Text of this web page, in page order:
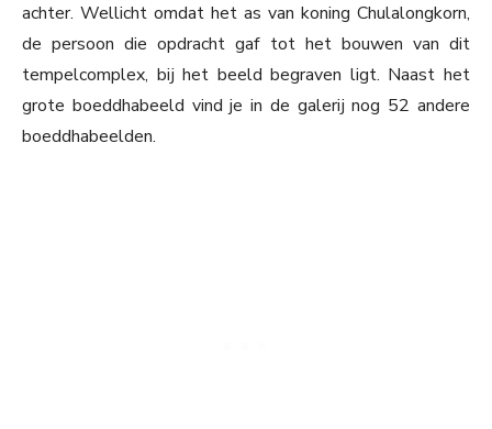
achter. Wellicht omdat het as van koning Chulalongkorn,
de persoon die opdracht gaf tot het bouwen van dit
tempelcomplex, bij het beeld begraven ligt. Naast het
grote boeddhabeeld vind je in de galerij nog 52 andere
boeddhabeelden.